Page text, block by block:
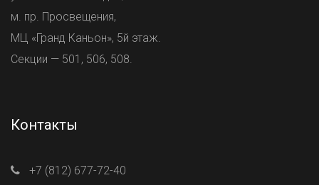
м. пр. Просвещения,
МЦ «Гранд Каньон», 5й этаж.
Секции — 501, 506, 508.
Контакты
+7 (812) 677-72-40